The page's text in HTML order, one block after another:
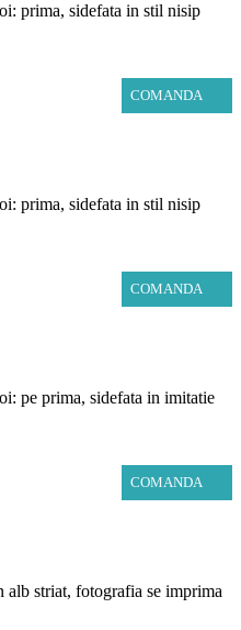
prima, sidefata in stil nisip
COMANDA
prima, sidefata in stil nisip
COMANDA
pe prima, sidefata in imitatie
COMANDA
alb striat, fotografia se imprima